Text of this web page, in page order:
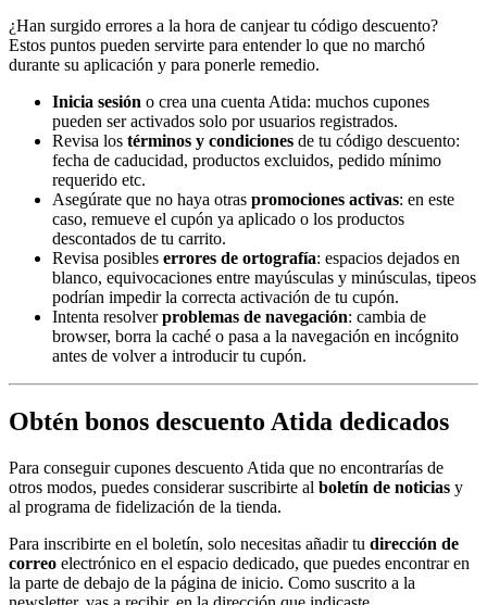
¿Han surgido errores a la hora de canjear tu código descuento?
Estos puntos pueden servirte para entender lo que no marchó
durante su aplicación y para ponerle remedio.
Inicia sesión o crea una cuenta Atida: muchos cupones
pueden ser activados solo por usuarios registrados.
Revisa los términos y condiciones de tu código descuento:
fecha de caducidad, productos excluidos, pedido mínimo
requerido etc.
Asegúrate que no haya otras promociones activas: en este
caso, remueve el cupón ya aplicado o los productos
descontados de tu carrito.
Revisa posibles errores de ortografía: espacios dejados en
blanco, equivocaciones entre mayúsculas y minúsculas, tipeos
podrían impedir la correcta activación de tu cupón.
Intenta resolverproblemas de navegación: cambia de
browser, borra la caché o pasa a la navegación en incógnito
antes de volver a introducir tu cupón.
Obtén bonos descuento Atida dedicados
Para conseguir cupones descuento Atida que no encontrarías de
otros modos, puedes considerar suscribirte al boletín de noticias y
al programa de fidelización de la tienda.
Para inscribirte en el boletín, solo necesitas añadir tu dirección de
correo electrónico en el espacio dedicado, que puedes encontrar en
la parte de debajo de la página de inicio. Como suscrito a la